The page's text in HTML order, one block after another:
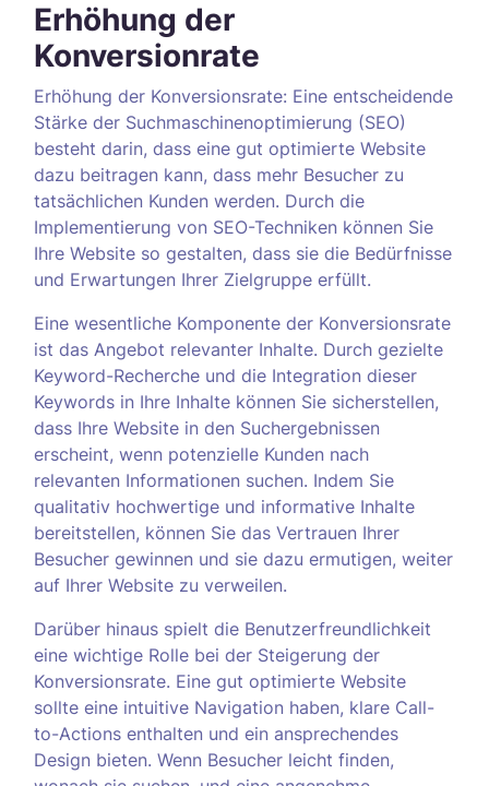
Erhöhung der
Konversionrate
Erhöhung der Konversionsrate: Eine entscheidende
Stärke der Suchmaschinenoptimierung (SEO)
besteht darin, dass eine gut optimierte Website
dazu beitragen kann, dass mehr Besucher zu
tatsächlichen Kunden werden. Durch die
Implementierung von SEO-Techniken können Sie
Ihre Website so gestalten, dass sie die Bedürfnisse
und Erwartungen Ihrer Zielgruppe erfüllt.
Eine wesentliche Komponente der Konversionsrate
ist das Angebot relevanter Inhalte. Durch gezielte
Keyword-Recherche und die Integration dieser
Keywords in Ihre Inhalte können Sie sicherstellen,
dass Ihre Website in den Suchergebnissen
erscheint, wenn potenzielle Kunden nach
relevanten Informationen suchen. Indem Sie
qualitativ hochwertige und informative Inhalte
bereitstellen, können Sie das Vertrauen Ihrer
Besucher gewinnen und sie dazu ermutigen, weiter
auf Ihrer Website zu verweilen.
Darüber hinaus spielt die Benutzerfreundlichkeit
eine wichtige Rolle bei der Steigerung der
Konversionsrate. Eine gut optimierte Website
sollte eine intuitive Navigation haben, klare Call-
to-Actions enthalten und ein ansprechendes
Design bieten. Wenn Besucher leicht finden,